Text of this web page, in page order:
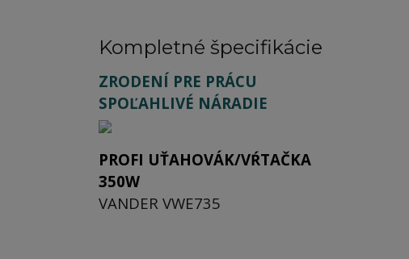
Kompletné špecifikácie
ZRODENÍ PRE PRÁCU
SPOĽAHLIVÉ NÁRADIE
PROFI UŤAHOVÁK/VŔTAČKA
350W
VANDER VWE735